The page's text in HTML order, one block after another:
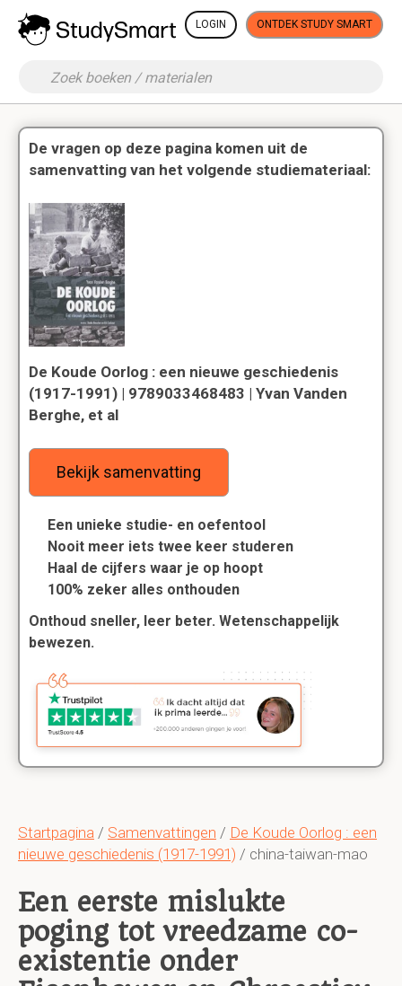
LOGIN ONTDEK STUDY SMART
Startpagina / Samenvattingen / De Koude Oorlog : een
nieuwe geschiedenis (1917-1991) / china-taiwan-mao
Een eerste mislukte
poging tot vreedzame co-
existentie onder
De vragen op deze pagina komen uit de
samenvatting van het volgende studiemateriaal:
De Koude Oorlog : een nieuwe geschiedenis
(1917-1991) | 9789033468483 | Yvan Vanden
Berghe, et al
Bekijk samenvatting
Een unieke studie- en oefentool
Nooit meer iets twee keer studeren
Haal de cijfers waar je op hoopt
100% zeker alles onthouden
Onthoud sneller, leer beter. Wetenschappelijk
bewezen.